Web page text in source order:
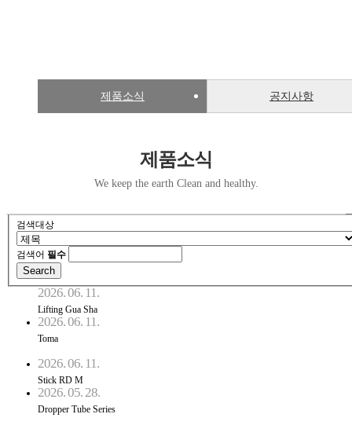
제품소식 공지사항
제품소식
We keep the earth Clean and healthy.
검색대상
검색어 필수
2026. 06. 11.
Lifting Gua Sha
2026. 06. 11.
Toma
2026. 06. 11.
Stick RD M
2026. 05. 28.
Dropper Tube Series